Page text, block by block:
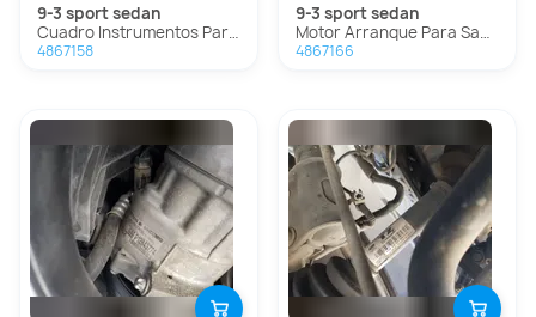
9-3 sport sedan
Cuadro Instrumentos Para Saab 9-3 Sport Sedán
4867158
9-3 sport sedan
Motor Arranque Para Saab 9-3 Sport Sedán
4867166